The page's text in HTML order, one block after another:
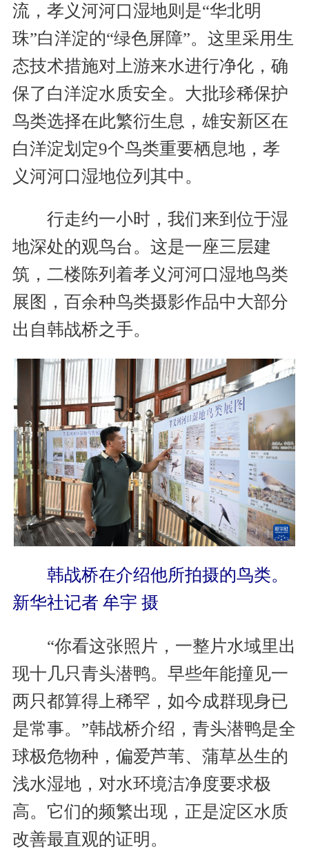
流，孝义河河口湿地则是“华北明
珠”白洋淀的“绿色屏障”。这里采用生
态技术措施对上游来水进行净化，确
保了白洋淀水质安全。大批珍稀保护
鸟类选择在此繁衍生息，雄安新区在
白洋淀划定9个鸟类重要栖息地，孝
义河河口湿地位列其中。
行走约一小时，我们来到位于湿
地深处的观鸟台。这是一座三层建
筑，二楼陈列着孝义河河口湿地鸟类
展图，百余种鸟类摄影作品中大部分
出自韩战桥之手。
韩战桥在介绍他所拍摄的鸟类。
新华社记者 牟宇 摄
“你看这张照片，一整片水域里出
现十几只青头潜鸭。早些年能撞见一
两只都算得上稀罕，如今成群现身已
是常事。”韩战桥介绍，青头潜鸭是全
球极危物种，偏爱芦苇、蒲草丛生的
浅水湿地，对水环境洁净度要求极
高。它们的频繁出现，正是淀区水质
改善最直观的证明。